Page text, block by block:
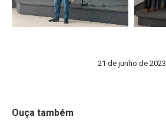
21 de junho de 2023
Ouça também